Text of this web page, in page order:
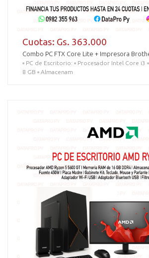
Cuotas: Gs. 363.000
Combo PC FTX Core Lite + Impresora
▫️ PC de Escritorio: ▫️ Procesador Intel Core i3
8 GB ▫️ Almacenam